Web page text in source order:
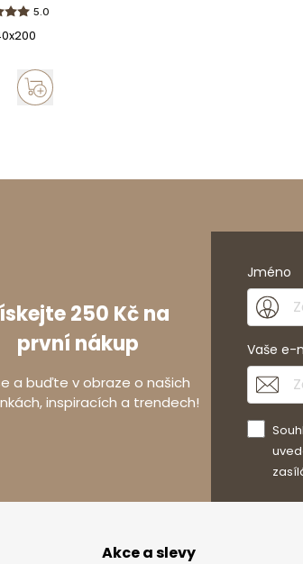
5.0
250 Kč na
první nákup
a buďte v obraze o našich
inspiracích a trendech!
Jméno
Vaše e-
Akce a slevy